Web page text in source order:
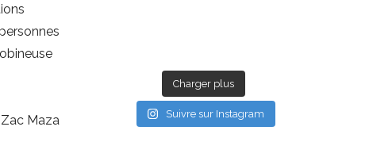
Zac Maza
Charger plus
Suivre sur Instagram